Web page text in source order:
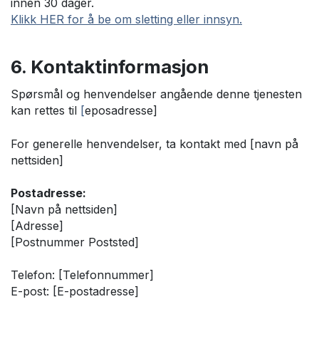
innen 30 dager.
Klikk HER for å be om sletting eller innsyn.
6. Kontaktinformasjon
Spørsmål og henvendelser angående denne tjenesten
kan rettes til [eposadresse]
For generelle henvendelser, ta kontakt med [navn på
nettsiden]
Postadresse:
[Navn på nettsiden]
[Adresse]
[Postnummer Poststed]
Telefon: [Telefonnummer]
E-post: [E-postadresse]